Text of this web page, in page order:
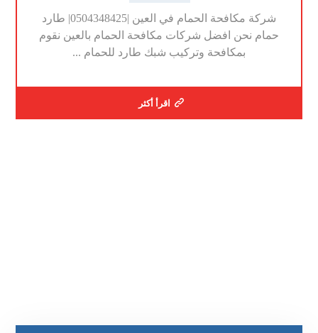
شركة مكافحة الحمام في العين |0504348425| طارد
حمام نحن افضل شركات مكافحة الحمام بالعين نقوم
بمكافحة وتركيب شبك طارد للحمام ...
اقرأ أكثر